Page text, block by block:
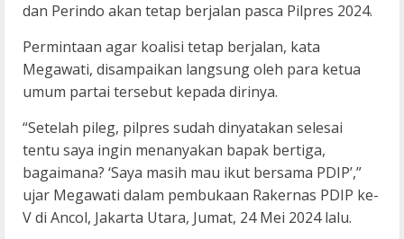
dan Perindo akan tetap berjalan pasca Pilpres 2024.
Permintaan agar koalisi tetap berjalan, kata
Megawati, disampaikan langsung oleh para ketua
umum partai tersebut kepada dirinya.
“Setelah pileg, pilpres sudah dinyatakan selesai
tentu saya ingin menanyakan bapak bertiga,
bagaimana? ‘Saya masih mau ikut bersama PDIP’,”
ujar Megawati dalam pembukaan Rakernas PDIP ke-
V di Ancol, Jakarta Utara, Jumat, 24 Mei 2024 lalu.